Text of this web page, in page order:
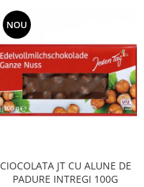
NOU
CIOCOLATA JT CU ALUNE DE
PADURE INTREGI 100G